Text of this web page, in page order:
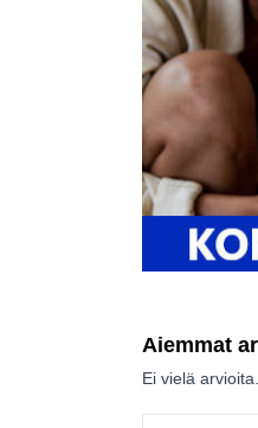
Aiemmat
Ei vielä arvioita.